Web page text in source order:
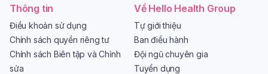
Thông tin
Điều khoản sử dụng
Chính sách quyền riêng tư
Chính sách Biên tập và Chỉnh
sửa
Về Hello Health Group
Tự giới thiệu
Ban điều hành
Đội ngũ chuyên gia
Tuyển dụng